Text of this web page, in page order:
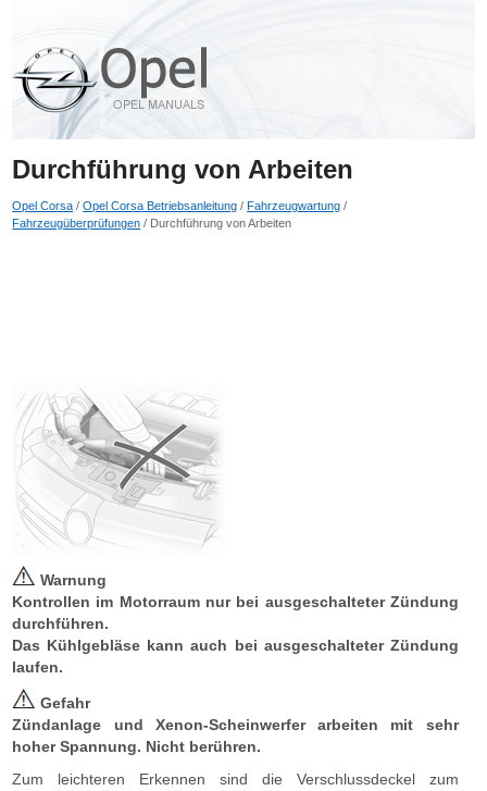
Durchführung von Arbeiten
Opel Corsa /Opel Corsa Betriebsanleitung /Fahrzeugwartung /
Fahrzeugüberprüfungen / Durchführung von Arbeiten
Warnung
Kontrollen im Motorraum nur bei ausgeschalteter Zündung
durchführen.
Das Kühlgebläse kann auch bei ausgeschalteter Zündung
laufen.
Gefahr
Zündanlage und Xenon-Scheinwerfer arbeiten mit sehr
hoher Spannung. Nicht berühren.
Zum leichteren Erkennen sind die Verschlussdeckel zum